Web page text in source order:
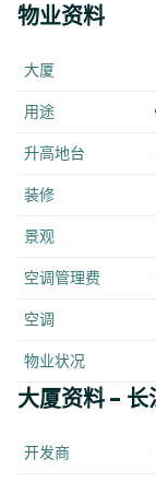
物业资料
大厦
用途
升高地台
装修
景观
空调管理费
空调
物业状况
大厦资料- 长
开发商